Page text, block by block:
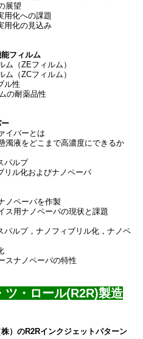
望
への課題
の見込み
フィルム
ZEフィルム）
ZCフィルム）
性
薬品性
バーとは
をどこまで高濃度にできるか
ルプ
およびナノペーパ
ペーパを作製
ナノペーパの現状と課題
ナノフィブリル化，ナノペ
ノペーパの特性
・ロール(R2R)製造
のR2Rインクジェットパターン